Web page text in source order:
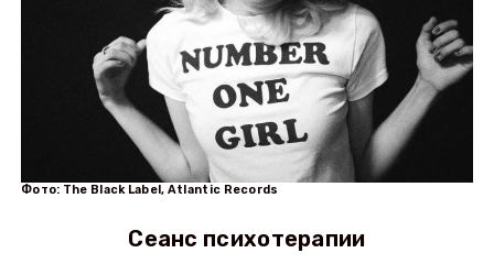
Фото: The Black Label, Atlantic Records
Сеанс психотерапии